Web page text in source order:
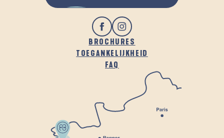
BROCHURES
TOEGANKELIJKHEID
FAQ